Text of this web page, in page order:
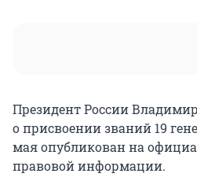
Президент России
о присвоении званий 19
мая опубликован на
правовой информации.